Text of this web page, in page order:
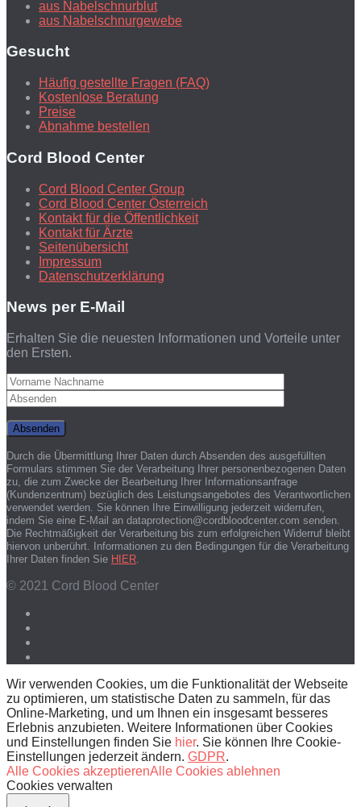
aus Nabelschnurblut
aus Nabelschnurgewebe
Gesucht
Häufig gestellte Fragen (FAQ)
Kostenlose Beratung
Preise
Abnahme bestellen
Cord Blood Center
Cord Blood Center Group
Cord Blood Center Österreich
Kontakt für die Öffentlichkeit
Kontakt für Ärzte
Seitenübersicht
Impressum
Datenschutzerklärung
News per E-Mail
Erhalten Sie die neuesten Informationen und Vorteile unter
den Ersten.
Durch die Übermittlung Ihrer Daten durch Absenden des ausgefüllten
Formulars stimmen Sie der Verarbeitung Ihrer personenbezogenen Daten
zu, die zum Zwecke der Bearbeitung Ihrer Informationsanfrage
(Kundenzentrum) bezüglich des Leistungsangebotes des Verantwortlichen
verwendet werden. Sie können Ihre Einwilligung jederzeit widerrufen,
indem Sie eine E-Mail an dataprotection@cordbloodcenter.com senden.
Die Rechtmäßigkeit der Verarbeitung bis zum erfolgreichen Widerruf bleibt
hiervon unberührt. Informationen zu den Bedingungen für die Verarbeitung
Ihrer Daten finden Sie HIER
© 2021 Cord Blood Center
Wir verwenden Cookies, um die Funktionalität der Webseite
zu optimieren, um statistische Daten zu sammeln, für das
Online-Marketing, und um Ihnen ein insgesamt besseres
Erlebnis anzubieten. Weitere Informationen über Cookies
und Einstellungen finden Sie hier. Sie können Ihre Cookie-
Einstellungen jederzeit ändern. GDPR.
Alle Cookies akzeptierenAlle Cookies ablehnen
Cookies verwalten